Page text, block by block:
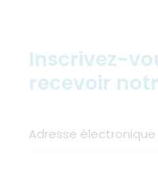
Inscrivez-
recevoir
Adresse électronique